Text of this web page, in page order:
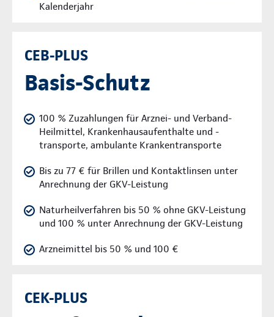
Kalenderjahr
CEB-PLUS
Basis-Schutz
100 % Zuzahlungen für Arznei- und Verband-
Heilmittel, Krankenhausaufenthalte und -
transporte, ambulante Krankentransporte
Bis zu 77 € für Brillen und Kontaktlinsen unter
Anrechnung der GKV-Leistung
Naturheilverfahren bis 50 % ohne GKV-Leistung
und 100 % unter Anrechnung der GKV-Leistung
Arzneimittel bis 50 % und 100 €
CEK-PLUS